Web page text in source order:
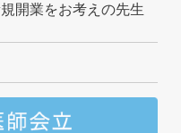
開業をお考えの先生